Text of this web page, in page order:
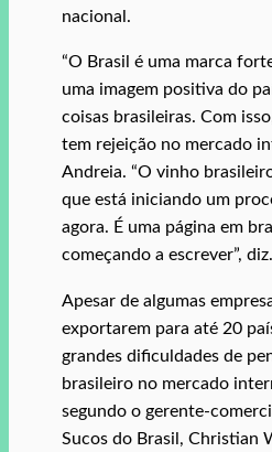
nacional.
“O Brasil é uma marca
uma imagem positiva do
coisas brasileiras. Com
tem rejeição no mercado
Andreia. “O vinho
que está iniciando um
agora. É uma página em
começando a escrever”, diz.
Apesar de algumas
exportarem para até 20
grandes dificuldades de
brasileiro no mercado
segundo o gerente-
Sucos do Brasil, Christian